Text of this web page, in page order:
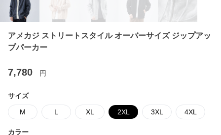
アメカジ ストリートスタイル オーバーサイズ ジップアッ
プパーカー
7,780 円
サイズ
M L XL 2XL 3XL 4XL
カラー